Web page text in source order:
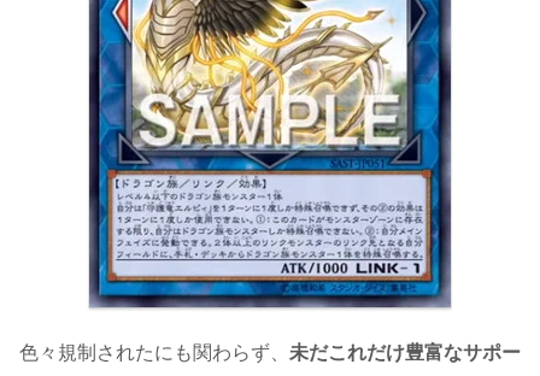
色々規制されたにも関わらず、 未だこれだけ豊富なサポー